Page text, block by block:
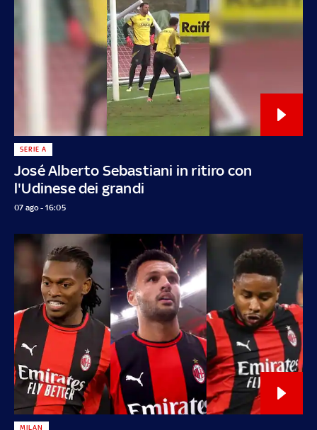
José Alberto Sebastiani in ritiro con
l'Udinese dei grandi
SERIE A
07 ago - 16:05
MILAN